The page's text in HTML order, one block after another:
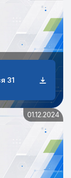
31
01.12.2024